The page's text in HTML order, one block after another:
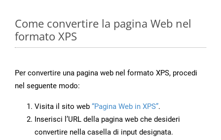
Come convertire la pagina Web nel
formato XPS
Per convertire una pagina web nel formato XPS, procedi
nel seguente modo:
Visita il sito web “Pagina Web in XPS”.
Inserisci l’URL della pagina web che desideri
convertire nella casella di input designata.